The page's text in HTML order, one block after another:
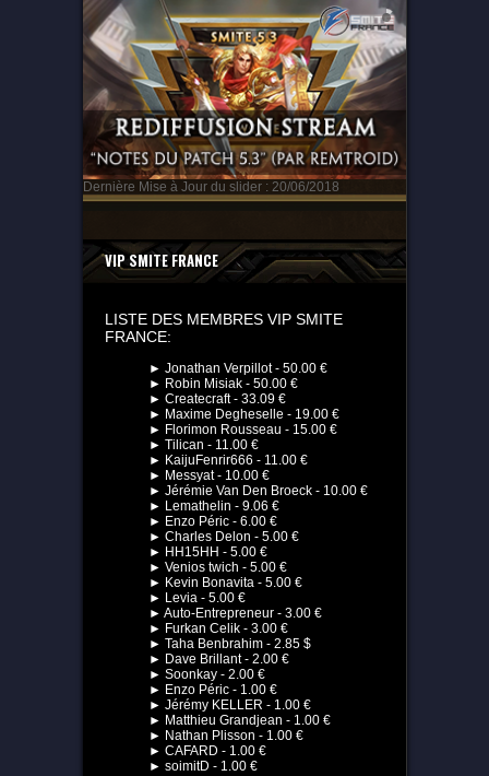
Dernière Mise à Jour du slider : 20/06/2018
VIP SMITE FRANCE
LISTE DES MEMBRES VIP SMITE
FRANCE:
► Jonathan Verpillot - 50.00 €
► Robin Misiak - 50.00 €
► Createcraft - 33.09 €
► Maxime Degheselle - 19.00 €
► Florimon Rousseau - 15.00 €
► Tilican - 11.00 €
► KaijuFenrir666 - 11.00 €
► Messyat - 10.00 €
► Jérémie Van Den Broeck - 10.00 €
► Lemathelin - 9.06 €
► Enzo Péric - 6.00 €
► Charles Delon - 5.00 €
► HH15HH - 5.00 €
► Venios twich - 5.00 €
► Kevin Bonavita - 5.00 €
► Levia - 5.00 €
► Auto-Entrepreneur - 3.00 €
► Furkan Celik - 3.00 €
► Taha Benbrahim - 2.85 $
► Dave Brillant - 2.00 €
► Soonkay - 2.00 €
► Enzo Péric - 1.00 €
► Jérémy KELLER - 1.00 €
► Matthieu Grandjean - 1.00 €
► Nathan Plisson - 1.00 €
► CAFARD - 1.00 €
► soimitD - 1.00 €